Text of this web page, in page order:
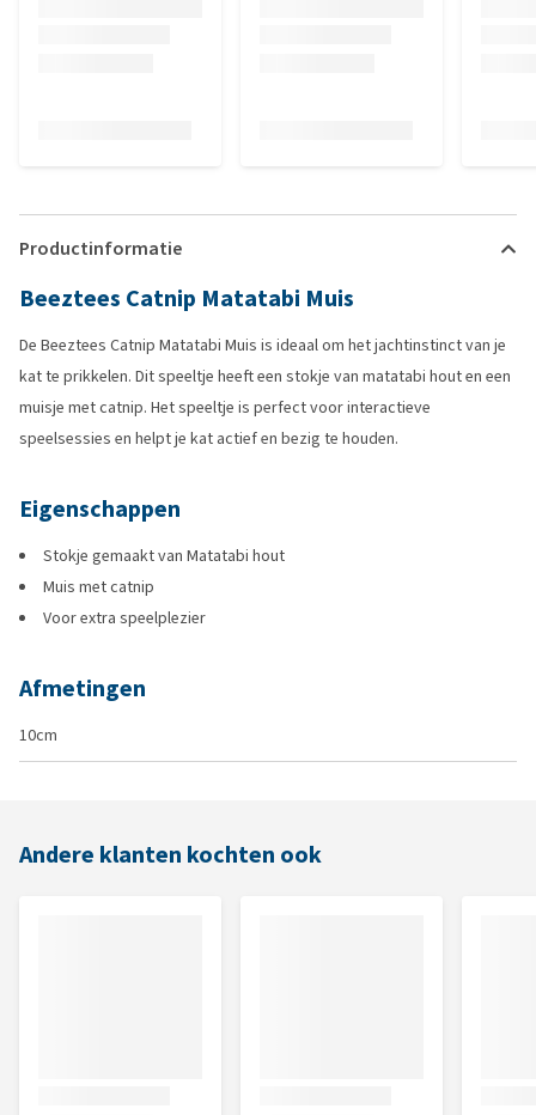
Productinformatie
Beeztees Catnip Matatabi Muis
De Beeztees Catnip Matatabi Muis is ideaal om het jachtinstinct van je
kat te prikkelen. Dit speeltje heeft een stokje van matatabi hout en een
muisje met catnip. Het speeltje is perfect voor interactieve
speelsessies en helpt je kat actief en bezig te houden.
Eigenschappen
Stokje gemaakt van Matatabi hout
Muis met catnip
Voor extra speelplezier
Afmetingen
10cm
Andere klanten kochten ook